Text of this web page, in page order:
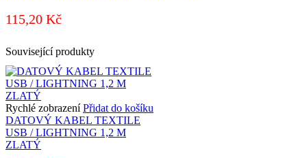
115,20 Kč
Související produkty
Rychlé zobrazení Přidat do košíku
DATOVÝ KABEL TEXTILE
USB / LIGHTNING 1,2 M
ZLATÝ